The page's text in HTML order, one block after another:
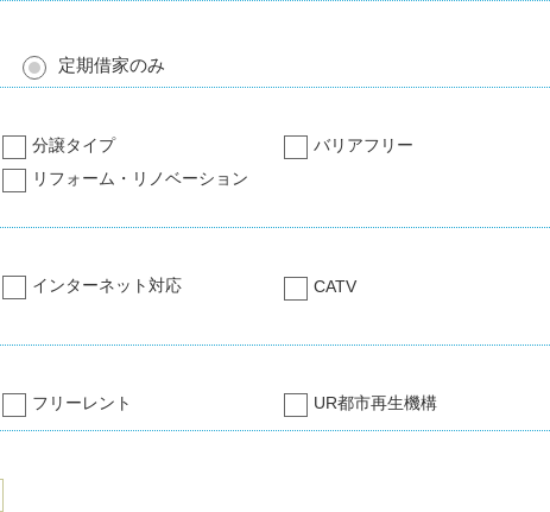
定期借家のみ
分譲タイプ バリアフリー
リフォーム・リノベーション
インターネット対応 CATV
フリーレント UR都市再生機構